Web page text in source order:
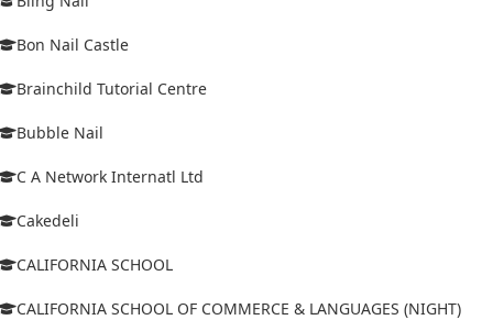
Bon Nail Castle
Brainchild Tutorial Centre
Bubble Nail
C A Network Internatl Ltd
Cakedeli
CALIFORNIA SCHOOL
CALIFORNIA SCHOOL OF COMMERCE & LANGUAGES (NIGHT)